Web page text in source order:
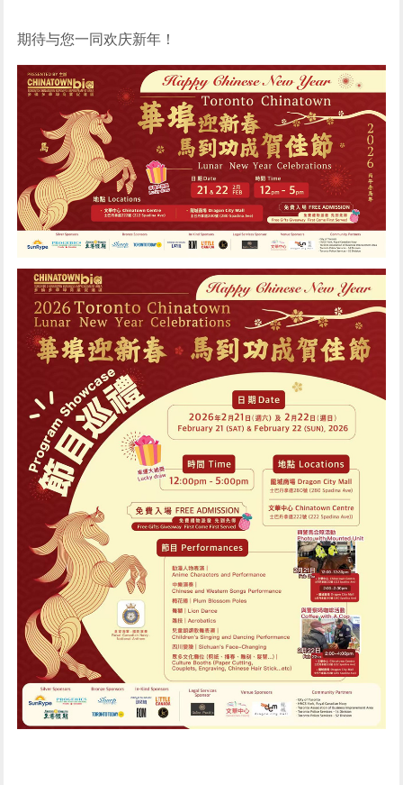
期待与您一同欢庆新年！